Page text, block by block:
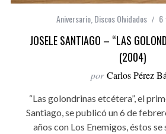
Aniversario Discos Olvidados 6
JOSELE SANTIAGO – “LAS
(2004)
por Carlos Pérez
“Las golondrinas etcétera”, el
Santiago, se publicó un 6 de
años con Los Enemigos, éstos